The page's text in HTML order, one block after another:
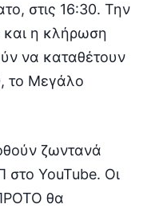
στις 16:30. Την
και η κλήρωση
να καταθέτουν
το Μεγάλο
ζωντανά
YouTube. Οι
θα